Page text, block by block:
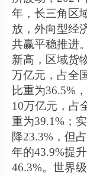
年，长三角区
放，外向型经
共赢平稳推进
新高，区域货
万亿元，占全
比重为36.5%
10万亿元，占
重为39.1%；
降23.3%，但
年的43.9%提
46.3%。世界